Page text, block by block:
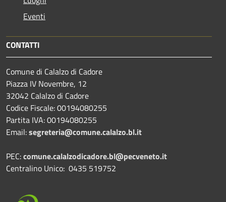
Eventi
CONTATTI
Comune di Calalzo di Cadore
Piazza IV Novembre, 12
32042 Calalzo di Cadore
Codice Fiscale: 00194080255
Partita IVA: 00194080255
Email:segreteria@comune.calalzo.bl.it
PEC:comune.calalzodicadore.bl@pecveneto.it
Centralino Unico: 0435 519752